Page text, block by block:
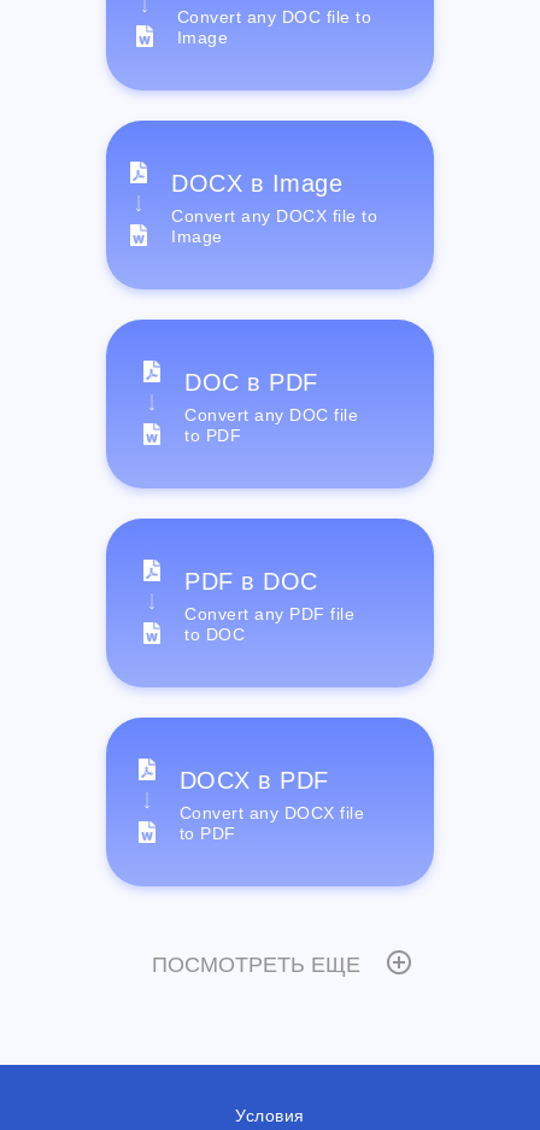
Convert any DOC file to
Image
DOCX в Image
Convert any DOCX file to
Image
DOC в PDF
Convert any DOC file
to PDF
PDF в DOC
Convert any PDF file
to DOC
DOCX в PDF
Convert any DOCX file
to PDF
ПОСМОТРЕТЬ ЕЩЕ
Условия